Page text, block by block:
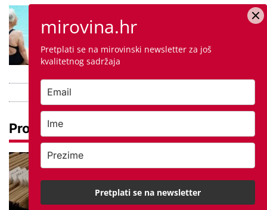
besplatno: Građani se mogu
Pročitaj još
Promjena prakse za sve SC-ove,
potvrđeno
mirovina.hr
Pretplati se na mirovinski newsletter za još
kvalitetnog sadržaja
Pretplati se na newsletter